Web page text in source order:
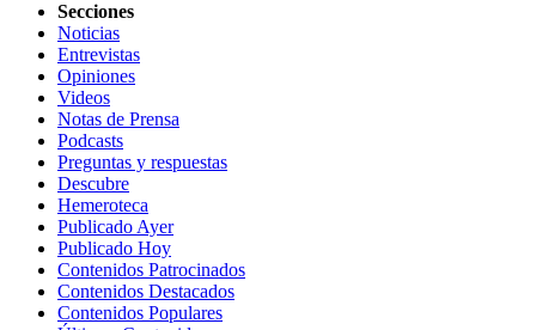
Secciones
Noticias
Entrevistas
Opiniones
Videos
Notas de Prensa
Podcasts
Preguntas y respuestas
Descubre
Hemeroteca
Publicado Ayer
Publicado Hoy
Contenidos Patrocinados
Contenidos Destacados
Contenidos Populares